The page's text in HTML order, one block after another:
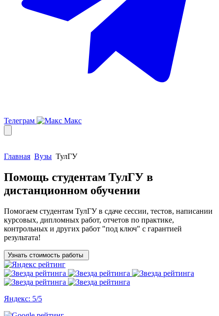
Телеграм Макс
Главная Вузы ТулГУ
Помощь студентам ТулГУ в
дистанционном обучении
Помогаем студентам ТулГУв сдаче сессии, тестов, написании
курсовых, дипломных работ, отчетов по практике,
контрольных и других работ "под ключ" с гарантией
результата!
Узнать стоимость работы
Яндекс: 5/5